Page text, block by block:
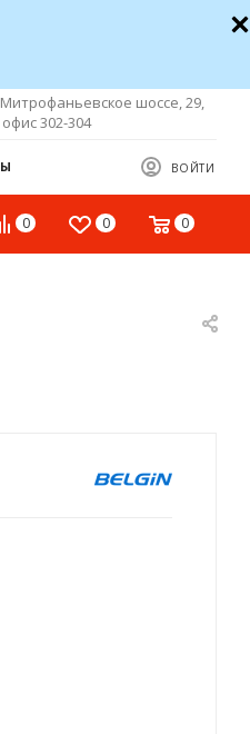
шоссе, 29,
302-304
ВОЙТИ
0 0 0